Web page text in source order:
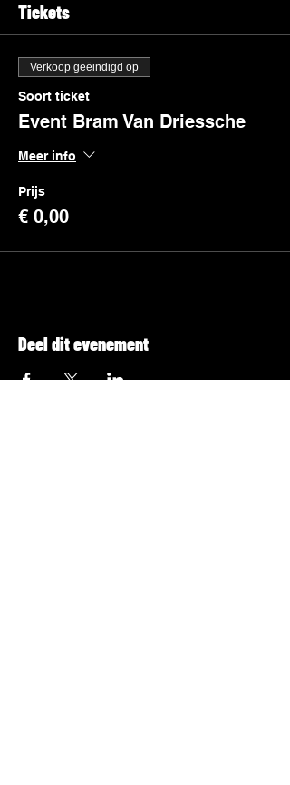
Tickets
Verkoop geëindigd op
Soort ticket
Event Bram Van Driessche
Meer info
Prijs
€ 0,00
Deel dit evenement